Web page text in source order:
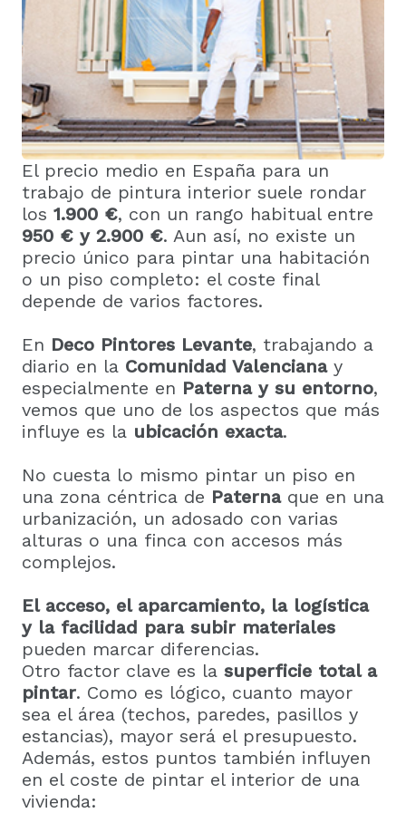
El precio medio en España para un
trabajo de pintura interior suele rondar
los 1.900 €, con un rango habitual entre
950 € y 2.900 €. Aun así, no existe un
precio único para pintar una habitación
o un piso completo: el coste final
depende de varios factores.
En Deco Pintores Levante, trabajando a
diario en la Comunidad Valencianay
especialmente en Paternay su entorno,
vemos que uno de los aspectos que más
influye es la ubicación exacta.
No cuesta lo mismo pintar un piso en
una zona céntrica de Paternaque en una
urbanización, un adosado con varias
alturas o una finca con accesos más
complejos.
El acceso, el aparcamiento, la logística
y la facilidad para subir materiales
pueden marcar diferencias.
Otro factor clave es la superficie total a
pintar. Como es lógico, cuanto mayor
sea el área (techos, paredes, pasillos y
estancias), mayor será el presupuesto.
Además, estos puntos también influyen
en el coste de pintar el interior de una
vivienda: